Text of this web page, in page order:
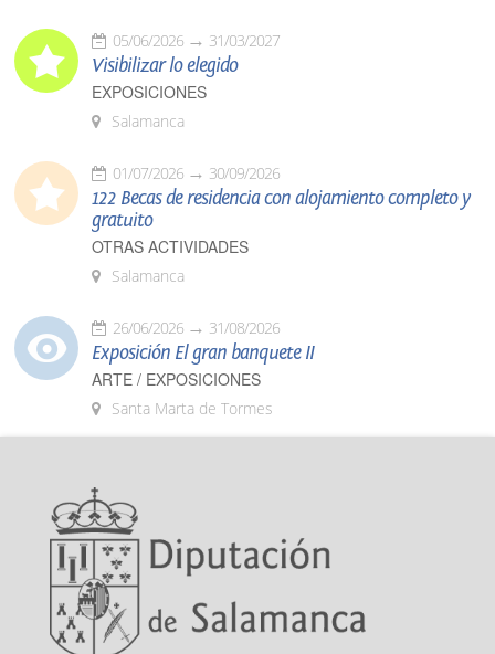
05/06/2026 31/03/2027
Visibilizar lo elegido
EXPOSICIONES
Salamanca
01/07/2026 30/09/2026
122 Becas de residencia con alojamiento completo y
gratuito
OTRAS ACTIVIDADES
Salamanca
26/06/2026 31/08/2026
Exposición El gran banquete II
ARTE / EXPOSICIONES
Santa Marta de Tormes